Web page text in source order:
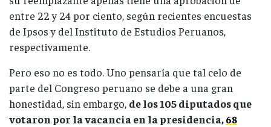
entre 22 y 24 por ciento, según recientes encuestas
de Ipsos y del Instituto de Estudios Peruanos,
respectivamente.
Pero eso no es todo. Uno pensaría que tal celo de
parte del Congreso peruano se debe a una gran
honestidad, sin embargo, de los 105 diputados que
votaron por la vacancia en la presidencia,68